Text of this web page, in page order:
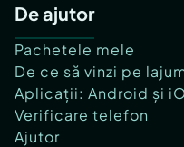
De ajutor
Pachetele mele
De ce să vinzi pe
Aplicații: Android și
Verificare telefon
Ajutor